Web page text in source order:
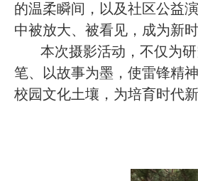
的温柔瞬间，以及社区公益
中被放大、被看见，成为新
本次摄影活动，不仅为
笔、以故事为墨，使雷锋精
校园文化土壤，为培育时代